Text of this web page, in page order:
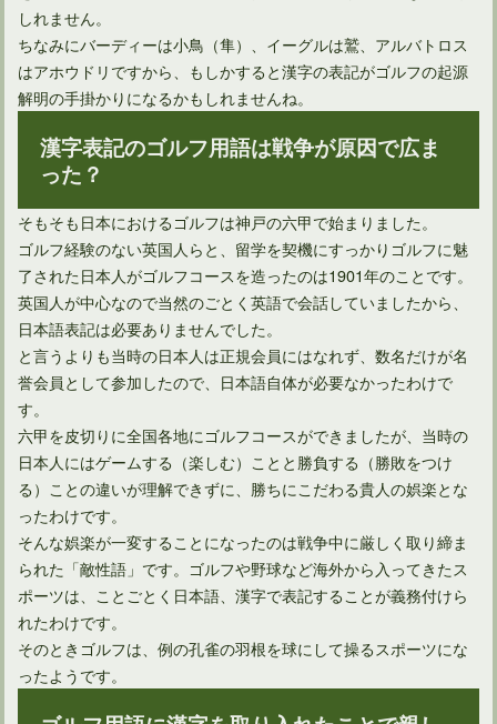
ゴルフ会員権の売却損で法人の節税対策はできるのか？
ゴルフ場に入会するときの面接。服装はどうしたら良いの？
しれません。
ちなみにバーディーは小鳥（隼）、イーグルは鷲、アルバトロス
はアホウドリですから、もしかすると漢字の表記がゴルフの起源
解明の手掛かりになるかもしれませんね。
漢字表記のゴルフ用語は戦争が原因で広ま
った？
そもそも日本におけるゴルフは神戸の六甲で始まりました。
ゴルフ経験のない英国人らと、留学を契機にすっかりゴルフに魅
了された日本人がゴルフコースを造ったのは1901年のことです。
英国人が中心なので当然のごとく英語で会話していましたから、
日本語表記は必要ありませんでした。
と言うよりも当時の日本人は正規会員にはなれず、数名だけが名
誉会員として参加したので、日本語自体が必要なかったわけで
す。
六甲を皮切りに全国各地にゴルフコースができましたが、当時の
日本人にはゲームする（楽しむ）ことと勝負する（勝敗をつけ
る）ことの違いが理解できずに、勝ちにこだわる貴人の娯楽とな
ったわけです。
そんな娯楽が一変することになったのは戦争中に厳しく取り締ま
られた「敵性語」です。ゴルフや野球など海外から入ってきたス
ポーツは、ことごとく日本語、漢字で表記することが義務付けら
れたわけです。
そのときゴルフは、例の孔雀の羽根を球にして操るスポーツにな
ったようです。